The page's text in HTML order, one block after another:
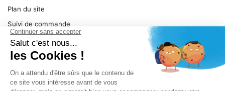
Plan du site
Suivi de commande
Ma facture
Mentions légales
Conditions générales